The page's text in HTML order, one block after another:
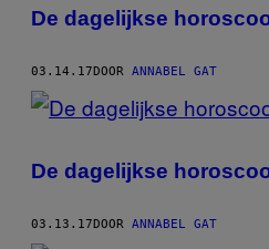
De dagelijkse
03.14.17DOOR ANNABEL GAT
De dagelijkse
03.13.17DOOR ANNABEL GAT